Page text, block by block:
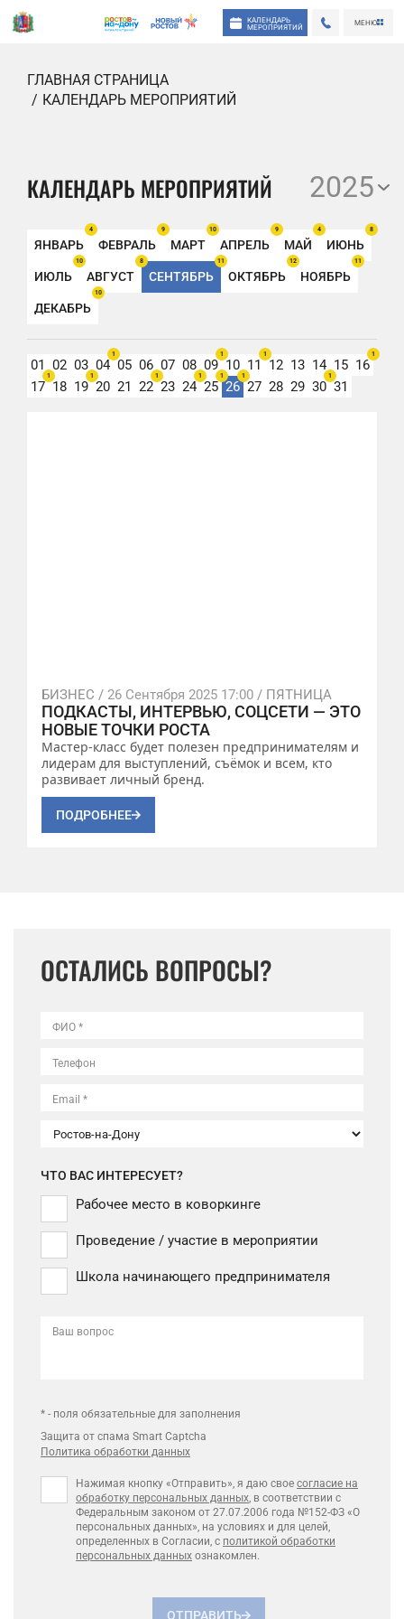
КАЛЕНДАРЬ
МЕРОПРИЯТИЙ
МЕНЮ
ГЛАВНАЯ СТРАНИЦА
КАЛЕНДАРЬ МЕРОПРИЯТИЙ
КАЛЕНДАРЬ МЕРОПРИЯТИЙ 2025
ЯНВАРЬ
4
ФЕВРАЛЬ
9
МАРТ
10
АПРЕЛЬ
9
МАЙ
4
ИЮНЬ
8
ИЮЛЬ
10
АВГУСТ
8
СЕНТЯБРЬ
11
ОКТЯБРЬ
12
НОЯБРЬ
11
ДЕКАБРЬ
10
01 02 03 04
1
05 06 07 08 09
1
10 11
1
12 13 14 15 16
1
17
1
18 19
1
20 21 22
1
23 24
1
25
1
26
1
27 28 29 30
1
31
БИЗНЕС / 26 Сентября 2025 17:00 / ПЯТНИЦА
ПОДКАСТЫ, ИНТЕРВЬЮ, СОЦСЕТИ — ЭТО
НОВЫЕ ТОЧКИ РОСТА
Мастер-класс будет полезен предпринимателям и
лидерам для выступлений, съёмок и всем, кто
развивает личный бренд.
ПОДРОБНЕЕ
ОСТАЛИСЬ ВОПРОСЫ?
ФИО *
Телефон
Email *
ЧТО ВАС ИНТЕРЕСУЕТ?
Рабочее место в коворкинге
Проведение / участие в мероприятии
Школа начинающего предпринимателя
Ваш вопрос
* - поля обязательные для заполнения
Защита от спама Smart Captcha
Политика обработки данных
Нажимая кнопку «Отправить», я даю свое согласие на
обработку персональных данных, в соответствии с
Федеральным законом от 27.07.2006 года №152-ФЗ «О
персональных данных», на условиях и для целей,
определенных в Согласии, с политикой обработки
персональных данных ознакомлен.
ОТПРАВИТЬ